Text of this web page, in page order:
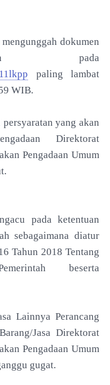
dokumen
pada
paling lambat
WIB.
yang akan
Direktorat
Pengadaan Umum
pada ketentuan
sebagaimana diatur
Tahun 2018 Tentang
beserta
Lainnya Perancang
Jasa Direktorat
Pengadaan Umum
gugat.